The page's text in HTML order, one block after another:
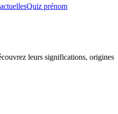
Quiz prénom
leurs significations, origines